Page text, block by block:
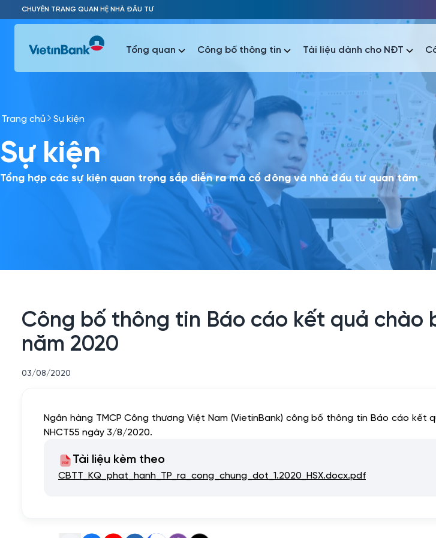
Skip to Main Content
CHUYÊN TRANG QUAN HỆ NHÀ ĐẦU TƯ
Phổ biến nhất
Báo cáo tài chính Thông tin giao dịch
Tổng quan Công bố thông tin Tài liệu dành cho NĐT
Phổ biến nhất
Thông tin giao dịch
Trang chủ Sự kiện
Sự kiện
Tổng hợp các sự kiện quan trọng sắp diễn ra mà cổ đông và nhà đầu tư quan tâm
Công bố thông tin Báo cáo kết quả chào
năm 2020
03/08/2020
Ngân hàng TMCP Công thương Việt Nam (VietinBank) công bố thông tin Báo cáo
NHCT55 ngày 3/8/2020.
Tài liệu kèm theo
CBTT_KQ_phat_hanh_TP_ra_cong_chung_dot_1.2020_HSX.docx.pdf